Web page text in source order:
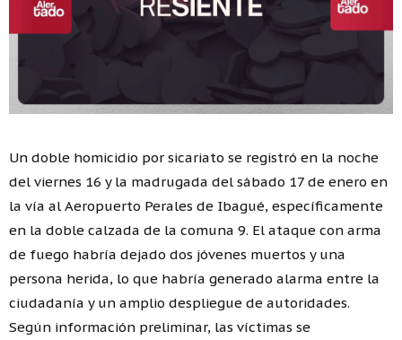
Un doble homicidio por sicariato se registró en la noche
del viernes 16 y la madrugada del sábado 17 de enero en
la vía al Aeropuerto Perales de Ibagué, específicamente
en la doble calzada de la comuna 9. El ataque con arma
de fuego habría dejado dos jóvenes muertos y una
persona herida, lo que habría generado alarma entre la
ciudadanía y un amplio despliegue de autoridades.
Según información preliminar, las víctimas se